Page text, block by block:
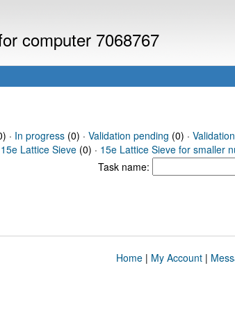
computer 7068767
· In progress(0) · Validation pending (0) ·
15e Lattice Sieve (0) · 15e Lattice Sieve for smaller
Task name:
Home| My Account|